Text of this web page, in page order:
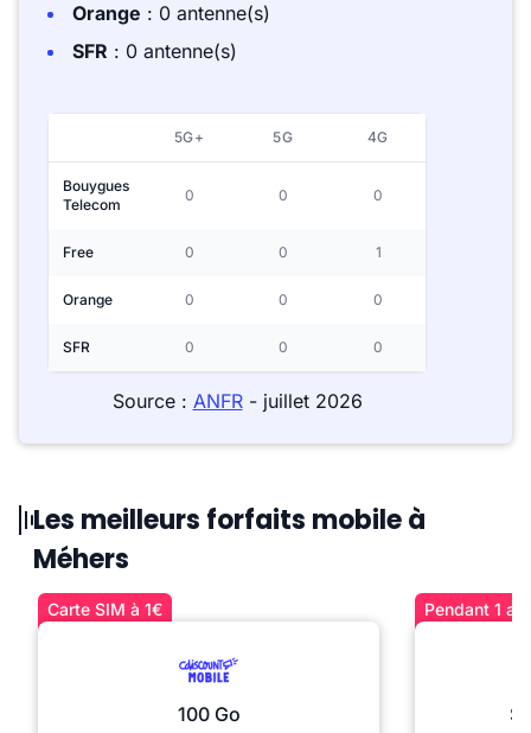
Orange : 0 antenne(s)
SFR : 0 antenne(s)
5G+ 5G 4G
Bouygues
Telecom
0 0 0
Free 0 0 1
Orange 0 0 0
SFR 0 0 0
Source : ANFR- juillet 2026
Les meilleurs forfaits mobile à
Méhers
Carte SIM à 1€
100 Go
Pendant 1